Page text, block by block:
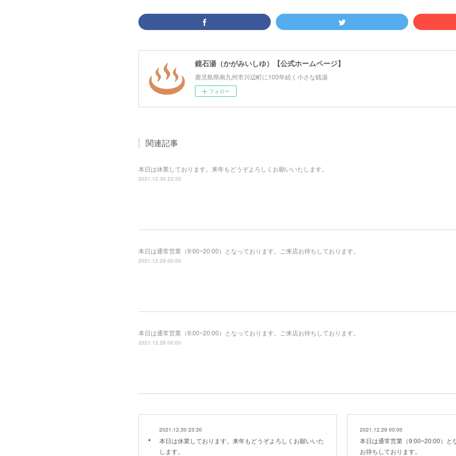
鏡石湯（かがみいしゆ）【公式ホームページ】
鹿児島県南九州市川辺町に100年続く小さな銭湯
フォロー
関連記事
本日は休業しております。来年もどうぞよろしくお願いいたします。
2021.12.30 23:30
本日は通常営業（9:00~20:00）となっております。ご来店お待ちしております。
2021.12.29 00:00
本日は通常営業（9:00~20:00）となっております。ご来店お待ちしております。
2021.12.28 00:00
2021.12.30 23:30
本日は休業しております。来年もどうぞよろしくお願いいた
します。
2021.12.29 00:00
本日は通常営業（9:00~20:00）と
お待ちしております。